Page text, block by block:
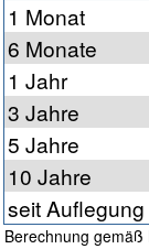
1 Monat
6 Monate
1 Jahr
3 Jahre
5 Jahre
10 Jahre
seit Auflegung
Berechnung gemäß